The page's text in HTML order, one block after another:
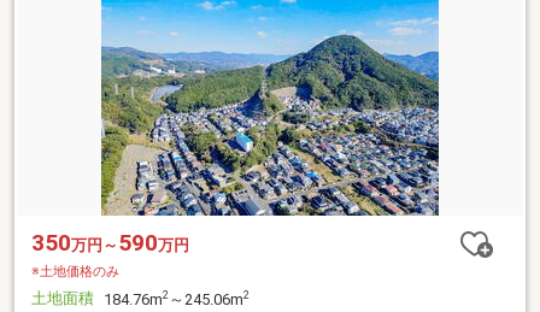
350万円～ 590万円
※土地価格のみ
土地面積 184.76m2 ～245.06m2